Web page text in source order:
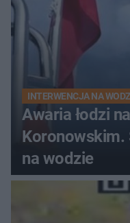
INTERWENCJA NA
Awaria łodzi
Koronowskim.
na wodzie